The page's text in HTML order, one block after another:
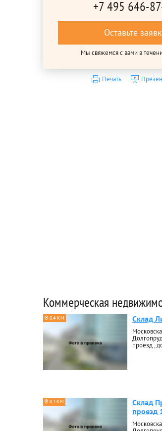
+7 495 646-
Оставьте
Мы свяжемся с вами в
Печать
Коммерческая
0.4 КМ Склад
проезд ,
0.7 КМ
Склад
проезд